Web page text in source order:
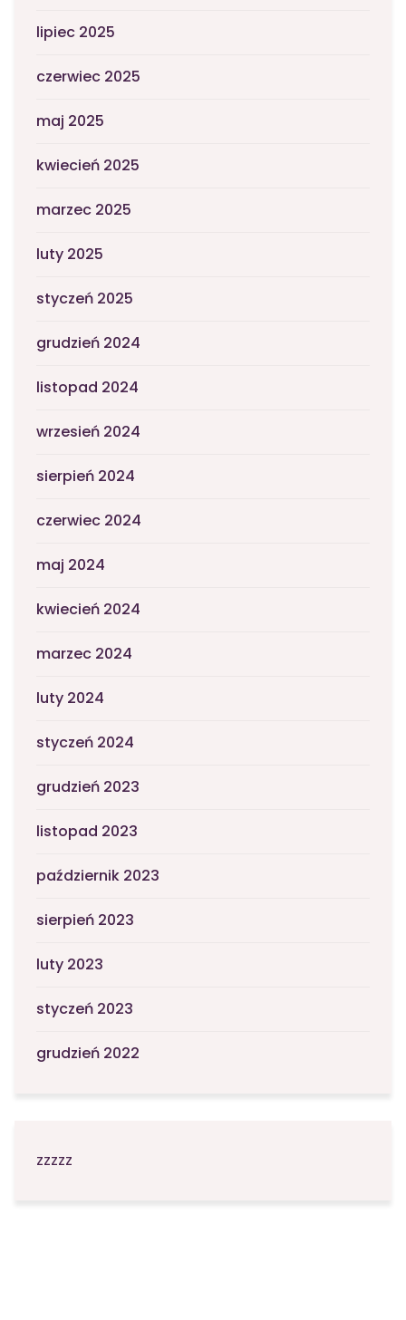
lipiec 2025
czerwiec 2025
maj 2025
kwiecień 2025
marzec 2025
luty 2025
styczeń 2025
grudzień 2024
listopad 2024
wrzesień 2024
sierpień 2024
czerwiec 2024
maj 2024
kwiecień 2024
marzec 2024
luty 2024
styczeń 2024
grudzień 2023
listopad 2023
październik 2023
sierpień 2023
luty 2023
styczeń 2023
grudzień 2022
zzzzz